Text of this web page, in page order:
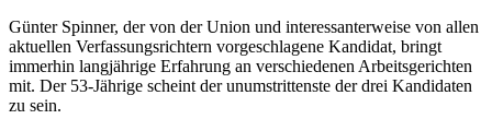
Günter Spinner, der von der Union und interessanterweise von allen
aktuellen Verfassungsrichtern vorgeschlagene Kandidat, bringt
immerhin langjährige Erfahrung an verschiedenen Arbeitsgerichten
mit. Der 53-Jährige scheint der unumstrittenste der drei Kandidaten
zu sein.